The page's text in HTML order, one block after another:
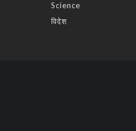
Science
विदेश